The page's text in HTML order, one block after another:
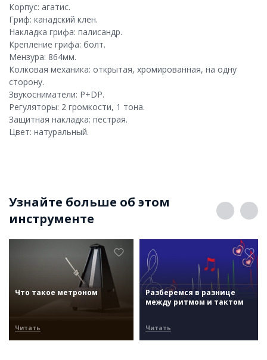
Корпус: агатис.
Гриф: канадский клен.
Накладка грифа: палисандр.
Крепление грифа: болт.
Мензура: 864мм.
Колковая механика: открытая, хромированная, на одну
сторону.
Звукосниматели: P+DP.
Регуляторы: 2 громкости, 1 тона.
Защитная накладка: пестрая.
Цвет: натуральный.
Узнайте больше об этом
инструменте
Что такое метроном
Читать
Разберемся в разнице
между ритмом и тактом
Читать